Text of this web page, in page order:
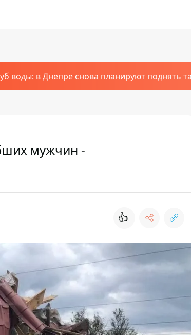
воды: в Днепре снова планируют поднять
мужчин -
👍